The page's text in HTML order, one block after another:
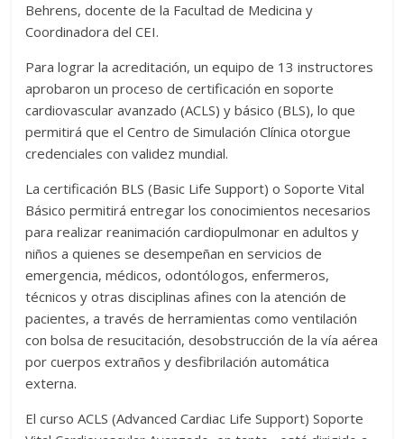
Behrens, docente de la Facultad de Medicina y
Coordinadora del CEI.
Para lograr la acreditación, un equipo de 13 instructores
aprobaron un proceso de certificación en soporte
cardiovascular avanzado (ACLS) y básico (BLS), lo que
permitirá que el Centro de Simulación Clínica otorgue
credenciales con validez mundial.
La certificación BLS (Basic Life Support) o Soporte Vital
Básico permitirá entregar los conocimientos necesarios
para realizar reanimación cardiopulmonar en adultos y
niños a quienes se desempeñan en servicios de
emergencia, médicos, odontólogos, enfermeros,
técnicos y otras disciplinas afines con la atención de
pacientes, a través de herramientas como ventilación
con bolsa de resucitación, desobstrucción de la vía aérea
por cuerpos extraños y desfibrilación automática
externa.
El curso ACLS (Advanced Cardiac Life Support) Soporte